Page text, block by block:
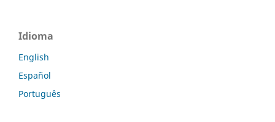
Idioma
English
Español
Português